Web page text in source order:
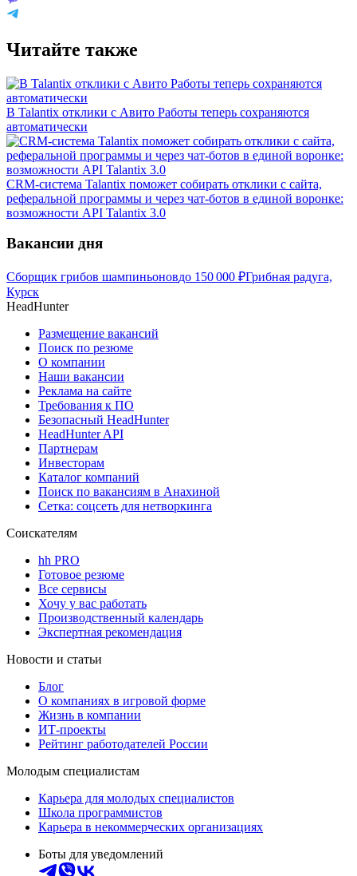
Читайте также
В Talantix отклики с Авито Работы теперь сохраняются
автоматически
CRM-система Talantix поможет собирать отклики с сайта,
реферальной программы и через чат-ботов в единой воронке:
возможности API Talantix 3.0
Вакансии дня
Сборщик грибов шампиньоновдо 150 000 ₽Грибная радуга,
Курск
HeadHunter
Размещение вакансий
Поиск по резюме
О компании
Наши вакансии
Реклама на сайте
Требования к ПО
Безопасный HeadHunter
HeadHunter API
Партнерам
Инвесторам
Каталог компаний
Поиск по вакансиям в Анахиной
Сетка: соцсеть для нетворкинга
Соискателям
hh PRO
Готовое резюме
Все сервисы
Хочу у вас работать
Производственный календарь
Экспертная рекомендация
Новости и статьи
Блог
О компаниях в игровой форме
Жизнь в компании
ИТ-проекты
Рейтинг работодателей России
Молодым специалистам
Карьера для молодых специалистов
Школа программистов
Карьера в некоммерческих организациях
Боты для уведомлений